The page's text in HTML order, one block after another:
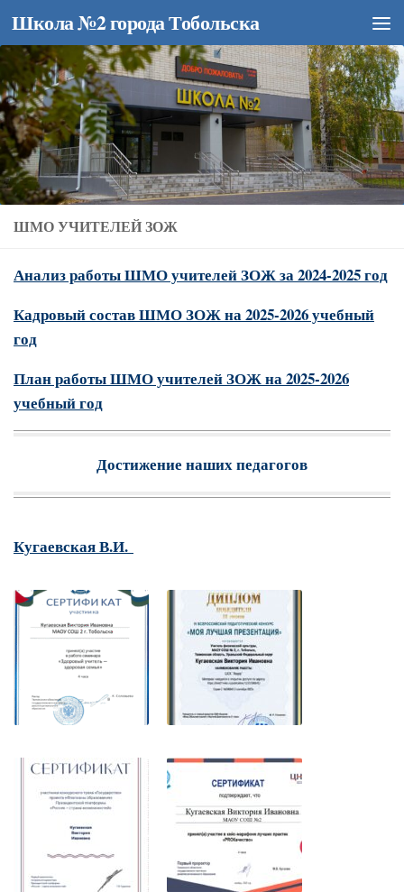
Перейти к содержимому
Школа №2 города Тобольска
ШМО УЧИТЕЛЕЙ ЗОЖ
Анализ работы ШМО учителей ЗОЖ за 2024-2025 год
Кадровый состав ШМО ЗОЖ на 2025-2026 учебный
год
План работы ШМО учителей ЗОЖ на 2025-2026
учебный год
Достижение наших педагогов
Кугаевская В.И.